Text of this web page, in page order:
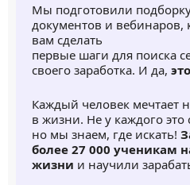
Мы подготовили
документов и вебинаров,
вам сделать
первые шаги для поиска
своего заработка. И да,
Каждый человек мечтает
в жизни. Не у каждого это
но мы знаем, где искать!
более 27 000 ученикам
жизни и научили